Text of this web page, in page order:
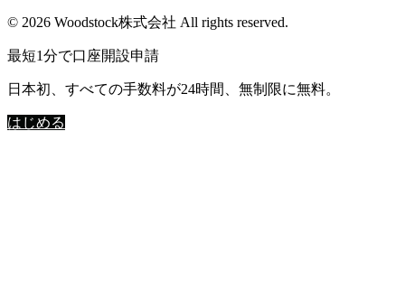
© 2026 Woodstock株式会社 All rights reserved.
最短1分で口座開設申請
日本初、すべての手数料が24時間、無制限に無料。
はじめる